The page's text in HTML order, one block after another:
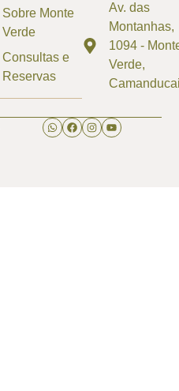
Sobre Monte
Verde
Consultas e
Reservas
Av. das
Montanhas,
1094 -
Verde,